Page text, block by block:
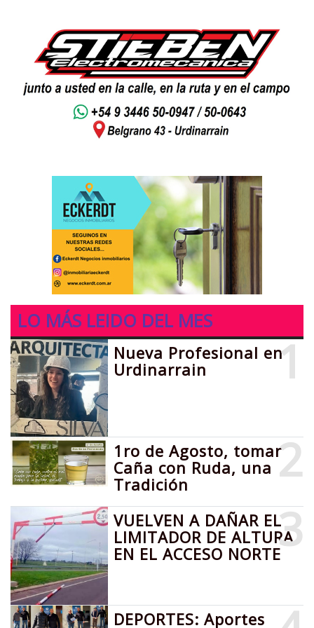
LO MÁS LEIDO DEL MES
1
Nueva Profesional en
Urdinarrain
2
1ro de Agosto, tomar
Caña con Ruda, una
Tradición
3
VUELVEN A DAÑAR EL
LIMITADOR DE ALTURA
EN EL ACCESO NORTE
DEPORTES: Aportes